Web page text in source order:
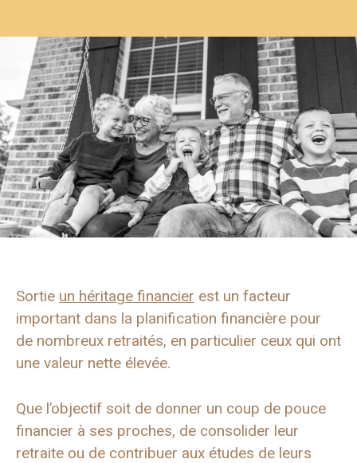
Sortie un héritage financier est un facteur
important dans la planification financière pour
de nombreux retraités, en particulier ceux qui ont
une valeur nette élevée.
Que l’objectif soit de donner un coup de pouce
financier à ses proches, de consolider leur
retraite ou de contribuer aux études de leurs